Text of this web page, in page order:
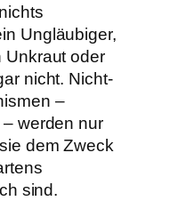
Ungläubiger,
Unkraut oder
nicht. Nicht­
–
werden nur
dem Zweck
sind.